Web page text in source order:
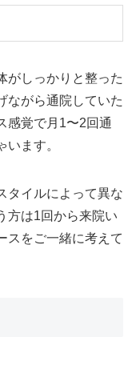
がしっかりと整った
ながら通院していた
感覚で月1〜2回通
ます。
タイルによって異な
方は1回から来院い
スをご一緒に考えて